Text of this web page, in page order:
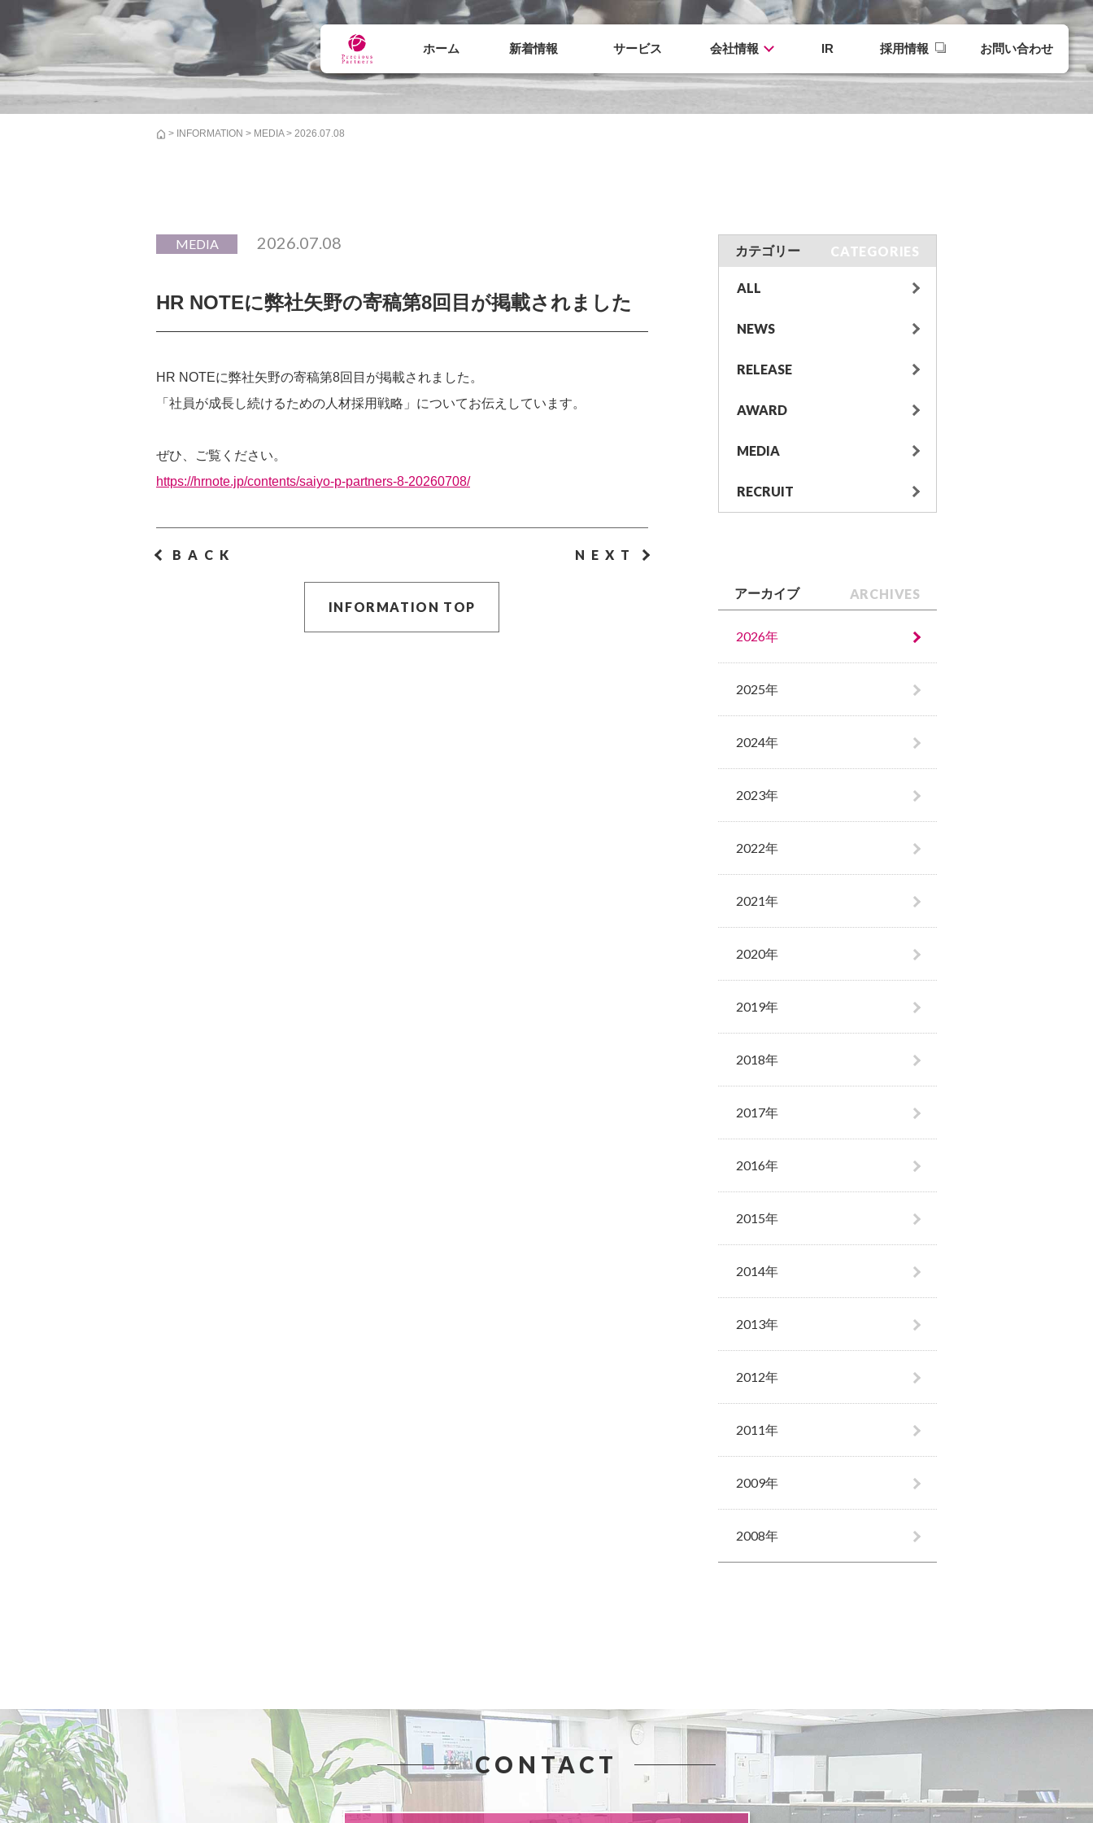
ホーム 新着情報 サービス 会社情報 IR 採用情報 お問い合わせ
> INFORMATION > MEDIA> 2026.07.08
MEDIA 2026.07.08
HR NOTEに弊社矢野の寄稿第8回目が掲載されました
HR NOTEに弊社矢野の寄稿第8回目が掲載されました。
「社員が成長し続けるための人材採用戦略」についてお伝えしています。
ぜひ、ご覧ください。
https://hrnote.jp/contents/saiyo-p-partners-8-20260708/
BACK NEXT
INFORMATION TOP
カテゴリー CATEGORIES
ALL
NEWS
RELEASE
AWARD
MEDIA
RECRUIT
アーカイブ ARCHIVES
2026年
2025年
2024年
2023年
2022年
2021年
2020年
2019年
2018年
2017年
2016年
2015年
2014年
2013年
2012年
2011年
2009年
2008年
CONTACT